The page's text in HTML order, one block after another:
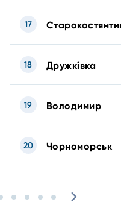
17
Дружкі́вка
18
Володимир
19
Чорноморськ
20